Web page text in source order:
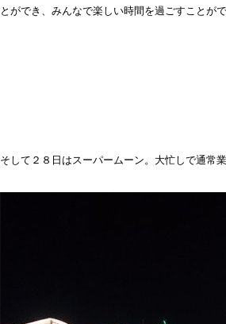
とができ、みんなで楽しい時間を過ごすことが
そして２８日はスーパームーン。大忙しで通常